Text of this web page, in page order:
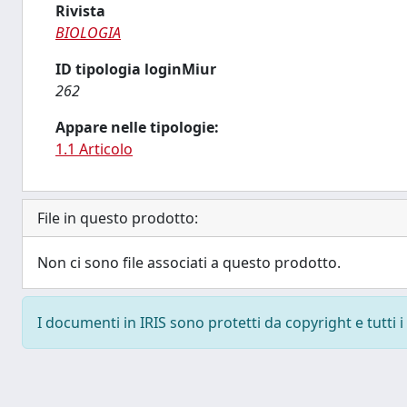
Rivista
BIOLOGIA
ID tipologia loginMiur
262
Appare nelle tipologie:
1.1 Articolo
File in questo prodotto:
Non ci sono file associati a questo prodotto.
I documenti in IRIS sono protetti da copyright e tutti